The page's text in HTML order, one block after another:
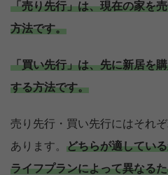
「売り先行」は、現在の家を
方法です。
「買い先行」は、先に新居を
する方法です。
売り先行・買い先行にはそれ
あります。 どちらが適してい
ライフプランによって異なる